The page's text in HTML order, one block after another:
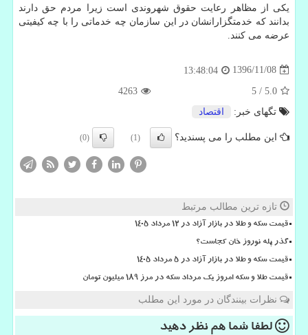
یكی از مظاهر رعایت حقوق شهروندی است زیرا مردم حق دارند
بدانند كه خدمتگزارانشان در این سازمان چه خدماتی را با چه كیفیتی
عرضه می كنند.
1396/11/08
13:48:04
5.0
/
5
4263
تگهای خبر:
اقتصاد
این مطلب را می پسندید؟ (1)
(0)
تازه ترین مطالب مرتبط
قیمت سکه و طلا در بازار آزاد در ۱۲ مرداد ۱۴۰۵
گذر پله نوروز خان کجاست؟
قیمت سکه و طلا در بازار آزاد در ۵ مرداد ۱۴۰۵
قیمت طلا و سکه امروز یک مرداد سکه در مرز ۱۸۹ میلیون تومان
نظرات بینندگان در مورد این مطلب
لطفا شما همنظر دهید